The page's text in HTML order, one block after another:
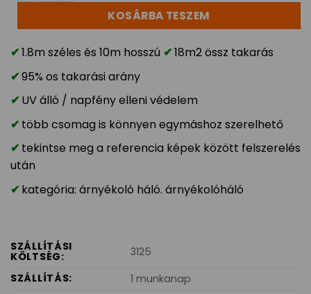
KOSÁRBA TESZEM
1.8m széles és 10m hosszú
18m2 össz takarás
95% os takarási arány
UV álló / napfény elleni védelem
több csomag is könnyen egymáshoz szerelhető
tekintse meg a referencia képek között felszerelés
után
kategória: árnyékoló háló. árnyékolóháló
SZÁLLÍTÁSI
KÖLTSÉG:
3125
SZÁLLÍTÁS:
1 munkanap